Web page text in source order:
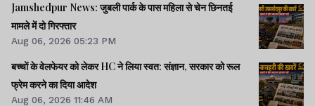
Jamshedpur News: जुबली पार्क के पास महिला से चेन छिनतई
मामले में दो गिरफ्तार
Aug 06, 2026 05:23 PM
बच्चों के वेलफेयर को लेकर HC ने लिया स्वत: संज्ञान, सरकार को रूल
फ्रेम करने का दिया आदेश
Aug 06, 2026 11:46 AM